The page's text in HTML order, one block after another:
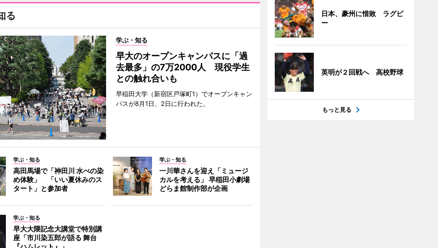
る
学ぶ・知る
早大のオープンキャンパスに「過
去最多」の7万2000人 現役学生
との触れ合いも
早稲田大学（新宿区戸塚町1）でオープンキャン
パスが8月1日、2日に行われた。
学ぶ・知る
高田馬場で「神田川 水べの染
め体験」 「いい夏休みのス
タート」と参加者
学ぶ・知る
一川華さんを迎え「ミュージ
カルを考える」 早稲田小劇場
どらま館制作部が企画
学ぶ・知る
早大大隈記念大講堂で特別講
座「市川染五郎が語る 舞台
日本、豪州に惜敗 ラグビ
ー
英明が２回戦へ 高校野球
もっと見る